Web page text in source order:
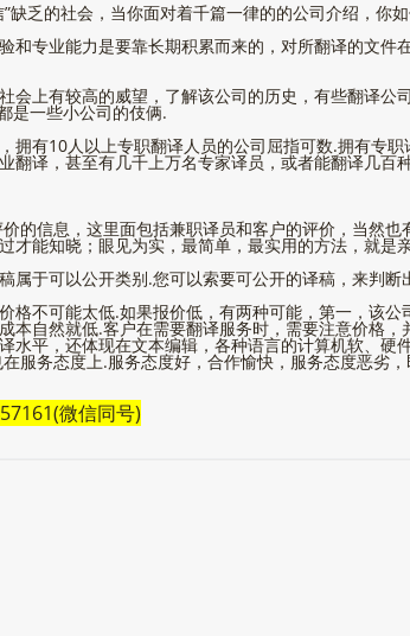
缺乏的社会，当你面对着千篇一律的的公司介绍，你
专业能力是要靠长期积累而来的，对所翻译的文件
上有较高的威望，了解该公司的历史，有些翻译公
是一些小公司的伎俩.
有10人以上专职翻译人员的公司屈指可数.拥有专
翻译，甚至有几千上万名专家译员，或者能翻译几百
信息，这里面包括兼职译员和客户的评价，当然也
才能知晓；眼见为实，最简单，最实用的方法，就是
于可以公开类别.您可以索要可公开的译稿，来判断
不可能太低.如果报价低，有两种可能，第一，该公
本自然就低.客户在需要翻译服务时，需要注意价格，
，还体现在文本编辑，各种语言的计算机软、硬
服务态度上.服务态度好，合作愉快，服务态度恶劣
微信同号)